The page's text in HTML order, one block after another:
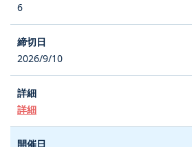
6
2026/9/10
詳細